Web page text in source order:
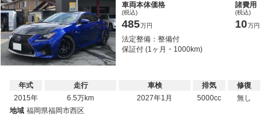
車両本体価格
(税込)
485万円
諸費用
(税込)
10万円
法定整備：整備付
保証付 (1ヶ月・1000km)
年式
2015年
走行
6.5万km
車検
2027年1月
排気
5000cc
修復
無し
地域 福岡県福岡市西区